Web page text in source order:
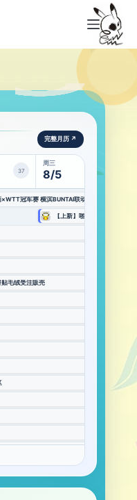
完整月历 ↗
37
周三
8/5
贴毛绒受注販売
动
×WTT冠军赛 横滨BUNTAI联动活动